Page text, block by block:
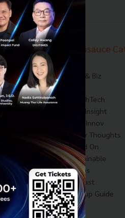
Techsauce
News
Tech & Biz
HealthTech
Exec Insight
Corp Innov
Saucy Thoughts
Based On
Sustainable
Videos
Podcast
Startup Guide